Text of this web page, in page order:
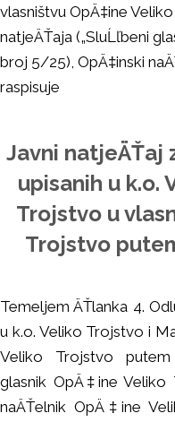
vlasništvu OpÄ‡ine
natjeÄŤaja („SluĹľbeni
broj 5/25), OpÄ‡inski
raspisuje
Javni natjeÄŤaj
upisanih u k.o.
Trojstvo u
Trojstvo
Temeljem ÄŤlanka 4.
u k.o. Veliko Trojstvo i
Veliko Trojstvo putem
glasnik OpÄ‡ine
naÄŤelnik OpÄ‡ine